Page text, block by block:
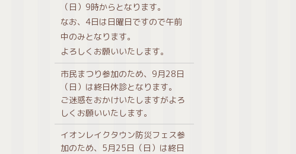
（日）9時からとなります。
なお、4日は日曜日ですので午前
中のみとなります。
よろしくお願いいたします。
市民まつり参加のため、9月28日
（日）は終日休診となります。
ご迷惑をおかけいたしますがよろ
しくお願いいたします。
イオンレイクタウン防災フェス参
加のため、5月25日（日）は終日